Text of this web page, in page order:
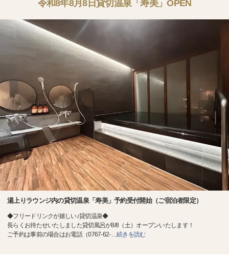
令和8年8月8日貸切温泉「寿美」OPEN
湯上りラウンジ内の貸切温泉「寿美」予約受付開始（ご宿泊者限定）
◆フリードリンクが嬉しい♪貸切温泉◆
長らくお待たせいたしました貸切風呂が8/8（土）オープンいたします！
ご予約は事前の場合はお電話（0767-62-…続きを読む